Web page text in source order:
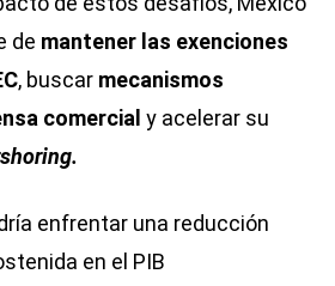
de mantener las exenciones
, buscar mecanismos
comercialy acelerar su
enfrentar una reducción
en el PIB